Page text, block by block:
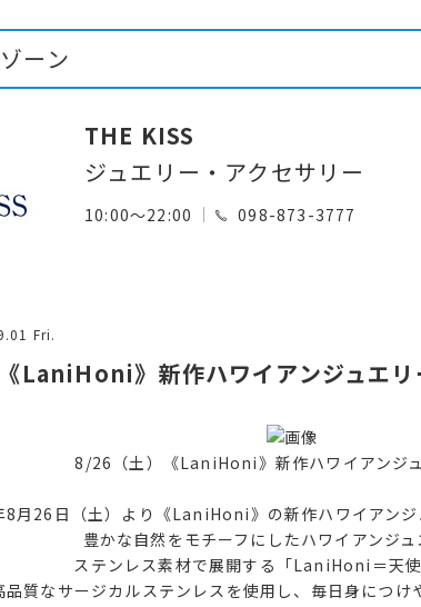
ーン
THE KISS
ジュエリー・アクセサリー
10:00～22:00 098-873-3777
Fri.
LaniHoni》新作ハワイアンジュエリ
8/26（土）《LaniHoni》新作ハワイアンジ
月26日（土）より《LaniHoni》の新作ハワイアンジ
豊かな自然をモチーフにしたハワイアンジュ
ステンレス素材で展開する「LaniHoni＝天使
品質なサージカルステンレスを使用し、毎日身につけ